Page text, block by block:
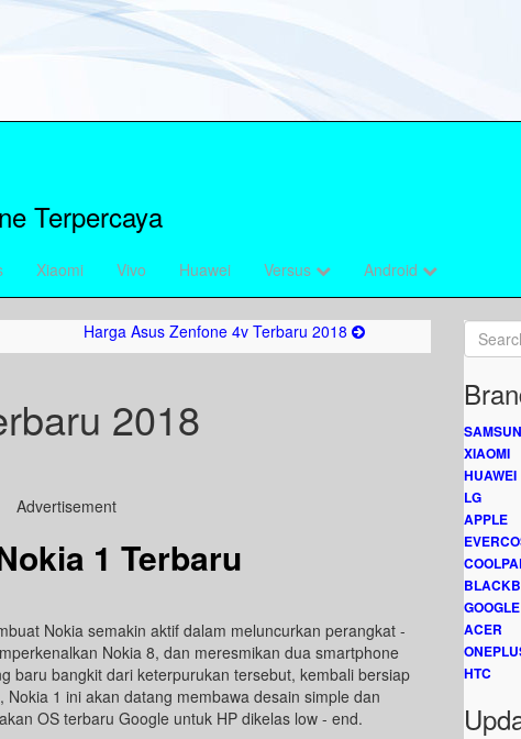
Terpercaya
Xiaomi Vivo Huawei Versus Android
Harga Asus Zenfone 4v Terbaru 2018
2018
Advertisement
1 Terbaru
Nokia semakin aktif dalam meluncurkan perangkat -
Nokia 8, dan meresmikan dua smartphone
baru bangkit dari keterpurukan tersebut, kembali bersiap
Nokia 1 ini akan datang membawa desain simple dan
OS terbaru Google untuk HP dikelas low - end.
XIAOMI
HUAWEI
LG
APPLE
GOOGLE
ACER
HTC